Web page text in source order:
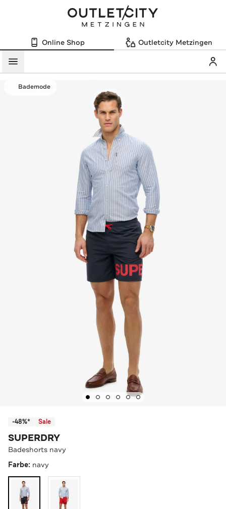
Online Shop Outletcity Metzingen
Menü
Bademode
-48%* Sale
SUPERDRY
Badeshorts navy
Farbe: navy